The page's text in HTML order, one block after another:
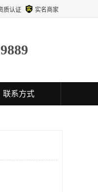
质认证 实名商家
联系方式